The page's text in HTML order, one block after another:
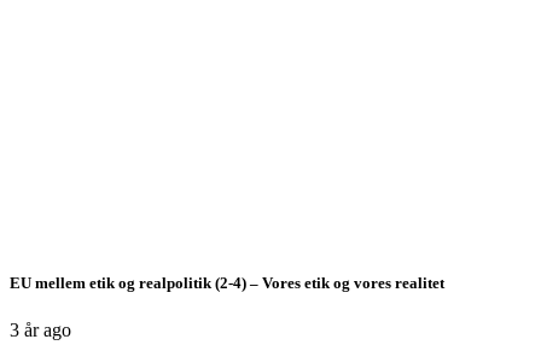
EU mellem etik og realpolitik (2-4) – Vores etik og vores realitet
3 år ago